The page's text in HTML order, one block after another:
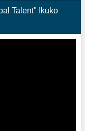
Talent" Ikuko